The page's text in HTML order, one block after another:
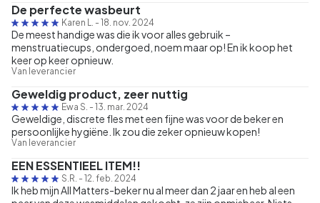
De perfecte wasbeurt
Karen L. - 18. nov. 2024
De meest handige was die ik voor alles gebruik –
menstruatiecups, ondergoed, noem maar op! En ik koop het
keer op keer opnieuw.
Van leverancier
Geweldig product, zeer nuttig
Ewa S. - 13. mar. 2024
Geweldige, discrete fles met een fijne was voor de beker en
persoonlijke hygiëne. Ik zou die zeker opnieuw kopen!
Van leverancier
EEN ESSENTIEEL ITEM!!
S.R. - 12. feb. 2024
Ik heb mijn All Matters-beker nu al meer dan 2 jaar en heb al een